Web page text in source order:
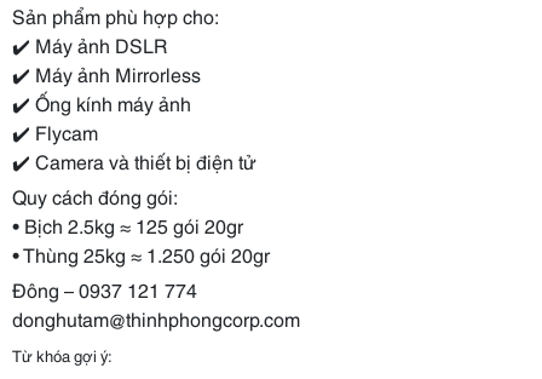
Sản phẩm phù hợp cho:
✔️ Máy ảnh DSLR
✔️ Máy ảnh Mirrorless
✔️ Ống kính máy ảnh
✔️ Flycam
✔️ Camera và thiết bị điện tử
Quy cách đóng gói:
• Bịch 2.5kg ≈ 125 gói 20gr
• Thùng 25kg ≈ 1.250 gói 20gr
Đông – 0937 121 774
donghutam@thinhphongcorp.com
Từ khóa gợi ý: